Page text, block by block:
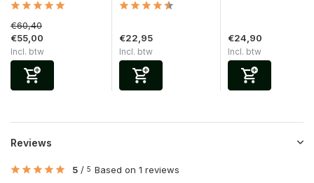
€60,40
€55,00
Incl. btw
€22,95
Incl. btw
€24,90
Incl. btw
Reviews
5 / 5 Based on 1 reviews